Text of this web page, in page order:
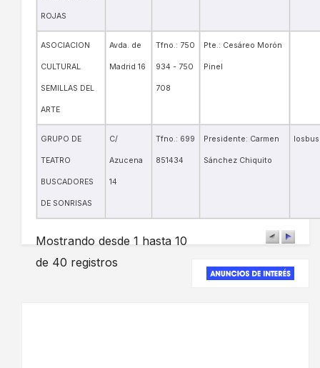
ROJAS
ASOCIACION
CULTURAL
SEMILLAS DEL
ARTE
Avda. de
Madrid 16
Tfno.: 750
934 - 750
708
Pte.: Cesáreo Morón
Pinel
GRUPO DE
TEATRO
BUSCADORES
DE SONRISAS
C/
Azucena
14
Tfno.: 699
851434
Presidente: Carmen
Sánchez Chiquito
Mostrando desde 1 hasta 10
de 40 registros